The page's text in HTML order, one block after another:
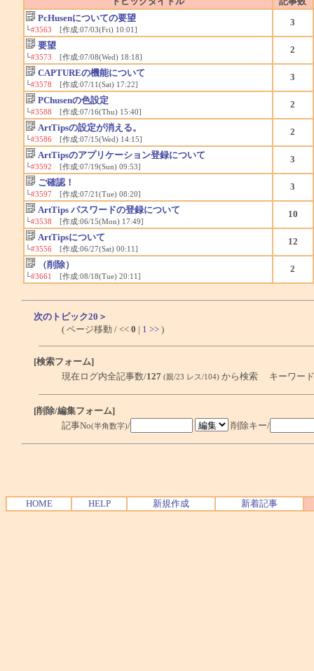
PcHusenについての要望
└#3563 [作成:07/03(Fri) 10:01]
3
要望
└#3573 [作成:07/08(Wed) 18:18]
2
CAPTUREの機能について
└#3578 [作成:07/11(Sat) 17:22]
3
PChusenの色設定
└#3588 [作成:07/16(Thu) 15:40]
2
ArtTipsの設定が消える。
└#3586[作成:07/15(Wed) 14:15]
2
ArtTipsのアプリケーション登録について
└#3592 [作成:07/19(Sun) 09:53]
3
ご確認！
└#3597[作成:07/21(Tue) 08:20]
3
ArtTips パスワードの登録について
└#3538 [作成:06/15(Mon) 17:49]
10
ArtTipsについて
└#3556[作成:06/27(Sat) 00:11]
12
（削除）
└#3661 [作成:08/18(Tue) 20:11]
2
次のトピック20＞
( ページ移動 / << 0 | 1 >> )
[検索フォーム]
現在ログ内全記事数/127 (親/23 レス/104) から検索 キーワー
[削除/編集フォーム]
記事No(半角数字)/ 削除キー/
HOME HELP 新規作成 新着記事